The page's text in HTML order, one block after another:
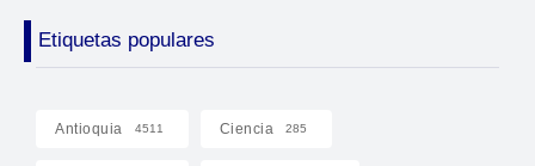
Etiquetas populares
Antioquia 4511 Ciencia 285